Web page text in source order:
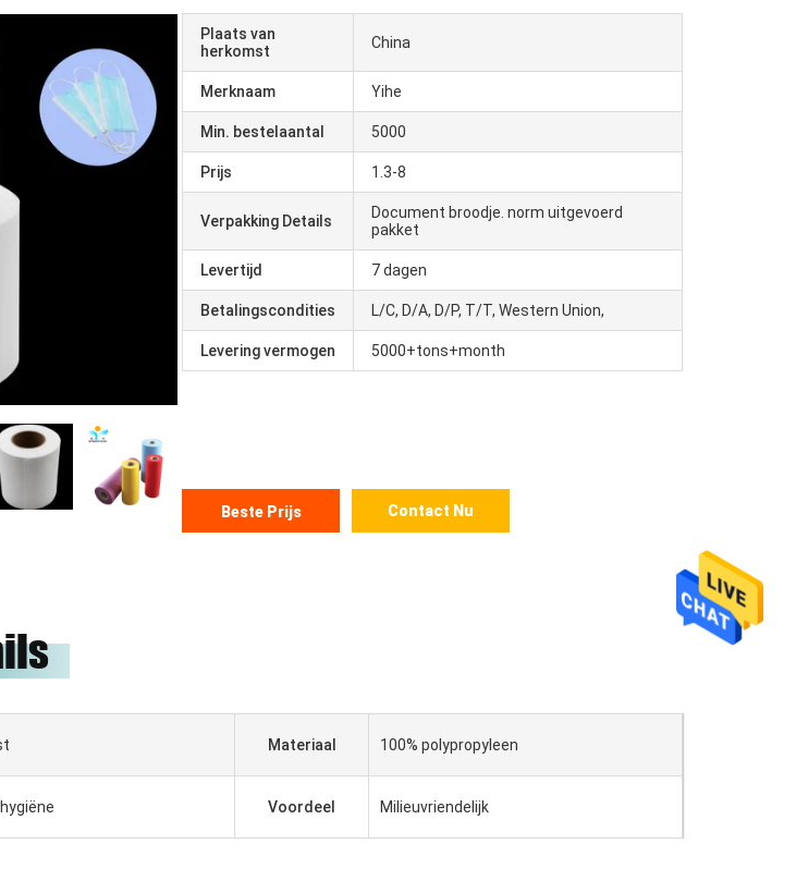
Plaats van
herkomst
China
Merknaam Yihe
Min. bestelaantal 5000
Prijs 1.3-8
Verpakking Details
Document broodje. norm uitgevoerd
pakket
Levertijd 7 dagen
Betalingscondities L/C, D/A, D/P, T/T, Western Union,
Levering vermogen 5000+tons+month
Beste Prijs Contact Nu
Materiaal 100% polypropyleen
Voordeel Milieuvriendelijk